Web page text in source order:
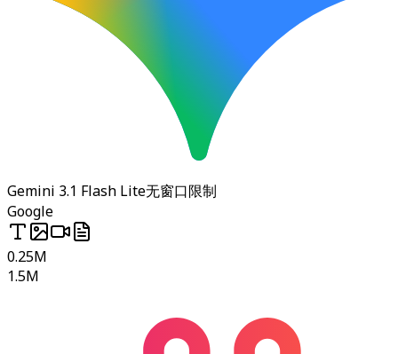
Gemini 3.1 Flash Lite无窗口限制
Google
0.25M
1.5M